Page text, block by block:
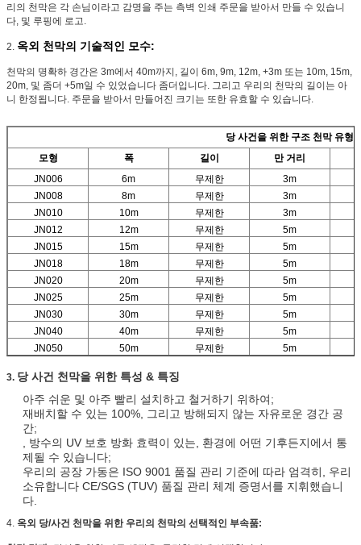
리의 천막은 각 손님이라고 감명을 주는 측벽 인쇄 주문을 받아서 만들 수 있습니
다, 및 루핑에 로고.
2. 옥외 천막의 기술적인 모수:
천막의 명확하 경간은 3m에서 40m까지, 길이 6m, 9m, 12m, +3m 또는 10m, 15m,
20m, 및 좀더 +5m일 수 있었습니다 좀더입니다. 그리고 우리의 천막의 길이는 아
니 한정됩니다. 주문을 받아서 만들어진 크기는 또한 유효할 수 있습니다.
당 사건을 위한 구조 천막 유형
모형
폭 길이 만 거리
JN006
6m 무제한 3m
JN008
8m 무제한 3m
JN010
10m 무제한 3m
JN012
12m 무제한 5m
JN015
15m 무제한 5m
JN018
18m 무제한 5m
JN020
20m 무제한 5m
JN025
25m 무제한 5m
JN030
30m 무제한 5m
JN040
40m 무제한 5m
JN050
50m 무제한 5m
3. 당 사건 천막을 위한 특성 & 특징
아주 쉬운 및 아주 빨리 설치하고 철거하기 위하여;
재배치할 수 있는 100%, 그리고 방해되지 않는 자유로운 경간 공
간;
, 방수의 UV 보호 방화 효력이 있는, 환경에 어떤 기후든지에서 통
제될 수 있습니다;
우리의 공장 가동은 ISO 9001 품질 관리 기준에 따라 엄격히, 우리
소유합니다 CE/SGS (TUV) 품질 관리 체계 증명서를 지휘했습니
다.
4. 옥외 당/사건 천막을 위한 우리의 천막의 선택적인 부속품: